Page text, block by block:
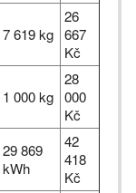
7 619 kg
26
667
Kč
1 000 kg
28
000
Kč
29 869
kWh
42
418
Kč